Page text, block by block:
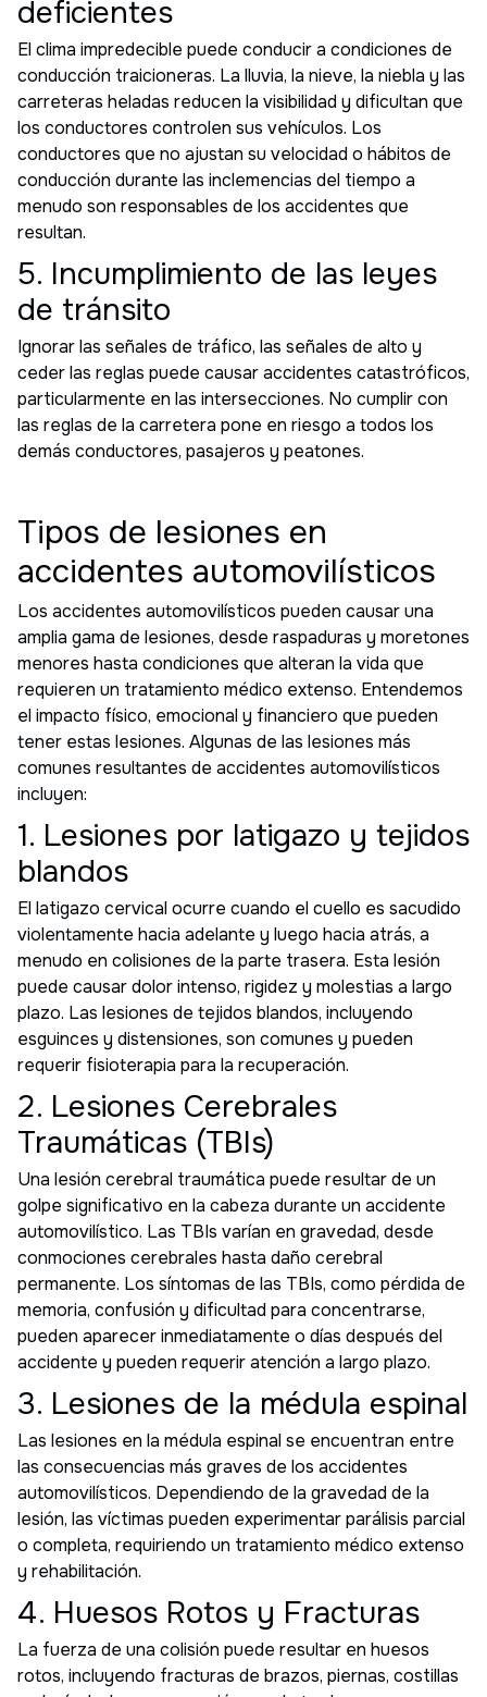
deficientes
El clima impredecible puede conducir a condiciones de
conducción traicioneras. La lluvia, la nieve, la niebla y las
carreteras heladas reducen la visibilidad y dificultan que
los conductores controlen sus vehículos. Los
conductores que no ajustan su velocidad o hábitos de
conducción durante las inclemencias del tiempo a
menudo son responsables de los accidentes que
resultan.
5. Incumplimiento de las leyes
de tránsito
Ignorar las señales de tráfico, las señales de alto y
ceder las reglas puede causar accidentes catastróficos,
particularmente en las intersecciones. No cumplir con
las reglas de la carretera pone en riesgo a todos los
demás conductores, pasajeros y peatones.
Tipos de lesiones en
accidentes automovilísticos
Los accidentes automovilísticos pueden causar una
amplia gama de lesiones, desde raspaduras y moretones
menores hasta condiciones que alteran la vida que
requieren un tratamiento médico extenso. Entendemos
el impacto físico, emocional y financiero que pueden
tener estas lesiones. Algunas de las lesiones más
comunes resultantes de accidentes automovilísticos
incluyen:
1. Lesiones por latigazo y tejidos
blandos
El latigazo cervical ocurre cuando el cuello es sacudido
violentamente hacia adelante y luego hacia atrás, a
menudo en colisiones de la parte trasera. Esta lesión
puede causar dolor intenso, rigidez y molestias a largo
plazo. Las lesiones de tejidos blandos, incluyendo
esguinces y distensiones, son comunes y pueden
requerir fisioterapia para la recuperación.
2. Lesiones Cerebrales
Traumáticas (TBIs)
Una lesión cerebral traumática puede resultar de un
golpe significativo en la cabeza durante un accidente
automovilístico. Las TBIs varían en gravedad, desde
conmociones cerebrales hasta daño cerebral
permanente. Los síntomas de las TBIs, como pérdida de
memoria, confusión y dificultad para concentrarse,
pueden aparecer inmediatamente o días después del
accidente y pueden requerir atención a largo plazo.
3. Lesiones de la médula espinal
Las lesiones en la médula espinal se encuentran entre
las consecuencias más graves de los accidentes
automovilísticos. Dependiendo de la gravedad de la
lesión, las víctimas pueden experimentar parálisis parcial
o completa, requiriendo un tratamiento médico extenso
y rehabilitación.
4. Huesos Rotos y Fracturas
La fuerza de una colisión puede resultar en huesos
rotos, incluyendo fracturas de brazos, piernas, costillas